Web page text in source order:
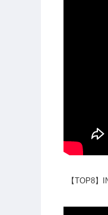
【TOP8】